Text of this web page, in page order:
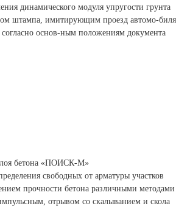
динамического модуля упругости грунта
штампа, имитирующим проезд автомо-биля
основ-ным положениям документа
бетона «ПОИСК-М»
свободных от арматуры участков
прочности бетона различными методами
отрывом со скалыванием и скола